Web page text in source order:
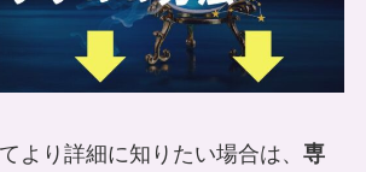
より詳細に知りたい場合は、 専